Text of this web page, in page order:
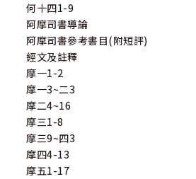
何十四1-9
阿摩司書導論
阿摩司書參考書目(附短評)
經文及註釋
摩一1-2
摩一3~二3
摩二4~16
摩三1-8
摩三9~四3
摩四4-13
摩五1-17